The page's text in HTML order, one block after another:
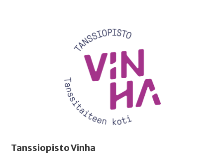
Tanssiopisto Vinha